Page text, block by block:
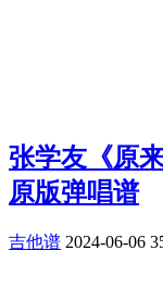
张学友《原
原版弹唱谱
吉他谱 2024-06-06